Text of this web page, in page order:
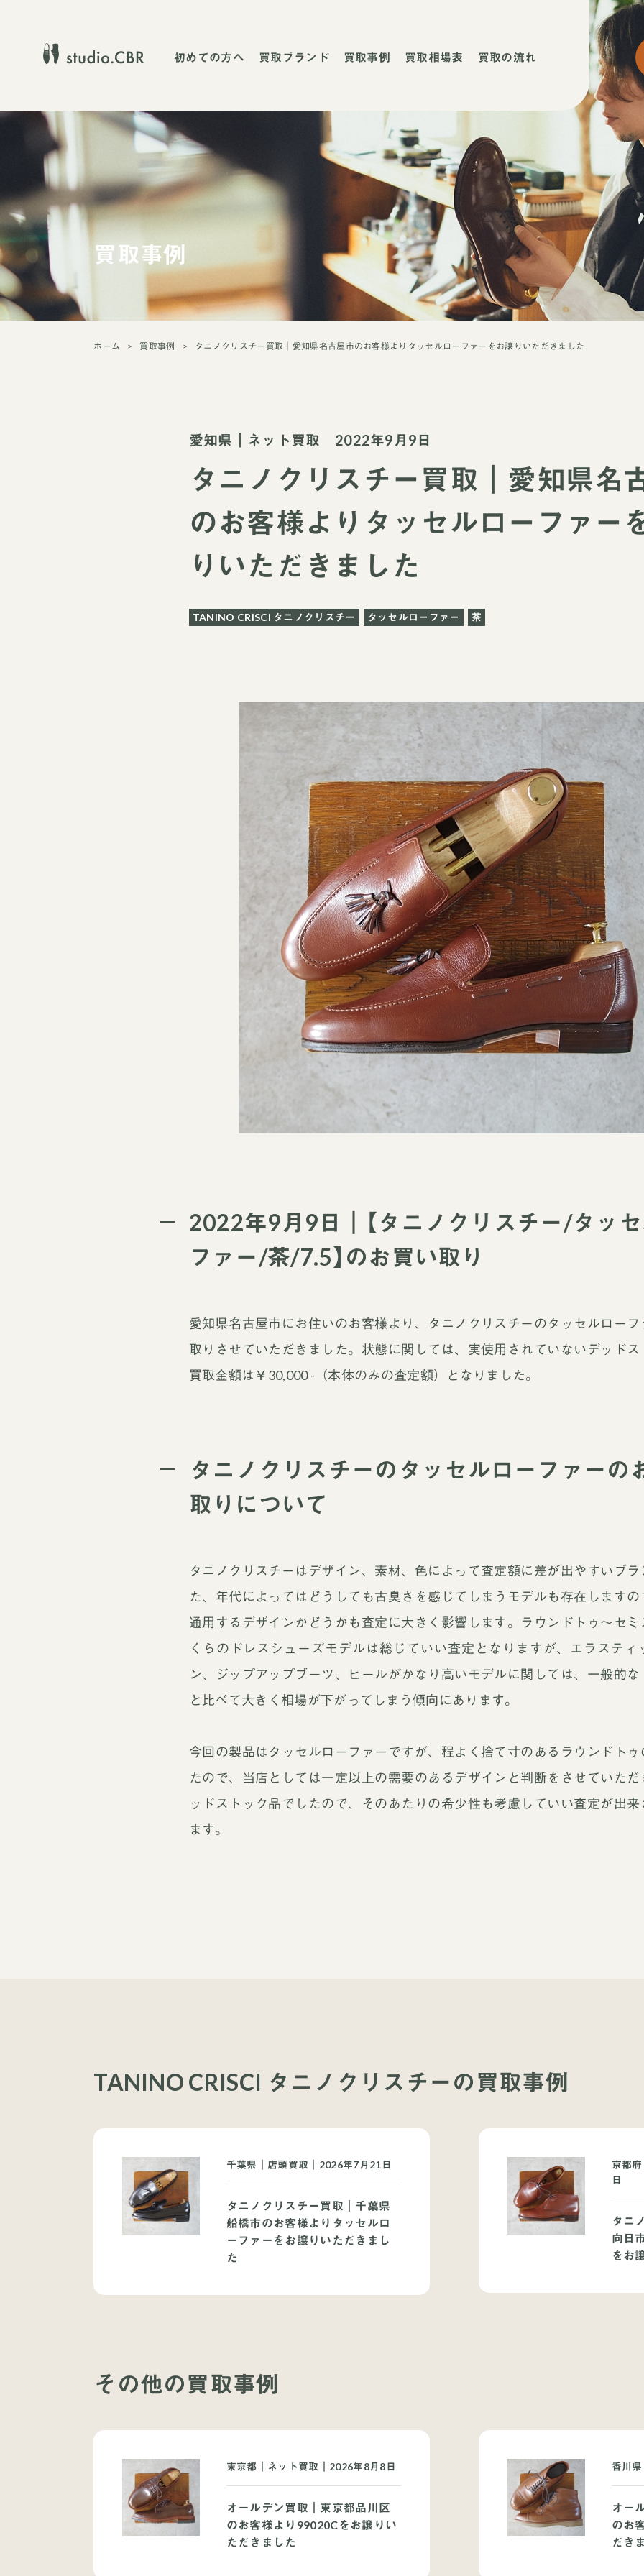
初めての方へ 買取ブランド 買取事例 買取相場表 買取の流れ
ネ
買取事例
ホーム 買取事例 タニノクリスチー買取｜愛知県名古屋市のお客様よりタッセルローファーをお譲りいただきました
愛知県 ネット買取 2022年9月9日
タニノクリスチー買取｜愛知県名
のお客様よりタッセルローファー
りいただきました
TANINO CRISCI タニノクリスチー タッセルローファー 茶
2022年9月9日｜【タニノクリスチー/タッ
ファー/茶/7.5】のお買い取り
愛知県名古屋市にお住いのお客様より、タニノクリスチーのタッセルロー
取りさせていただきました。状態に関しては、実使用されていないデッド
買取金額は￥30,000 -（本体のみの査定額）となりました。
タニノクリスチーのタッセルローファーの
取りについて
タニノクリスチーはデザイン、素材、色によって査定額に差が出やすいブ
た、年代によってはどうしても古臭さを感じてしまうモデルも存在します
通用するデザインかどうかも査定に大きく影響します。ラウンドトゥ～セ
くらのドレスシューズモデルは総じていい査定となりますが、エラスティ
ン、ジップアップブーツ、ヒールがかなり高いモデルに関しては、一般的
と比べて大きく相場が下がってしまう傾向にあります。
今回の製品はタッセルローファーですが、程よく捨て寸のあるラウンドト
たので、当店としては一定以上の需要のあるデザインと判断をさせていた
ッドストック品でしたので、そのあたりの希少性も考慮していい査定が出
ます。
TANINO CRISCI タニノクリスチーの買取事例
千葉県｜店頭買取｜2026年7月21日
タニノクリスチー買取｜千葉県
船橋市のお客様よりタッセルロ
ーファーをお譲りいただきまし
た
京都
日
タニ
向日
をお
その他の買取事例
東京都｜ネット買取｜2026年8月8日
オールデン買取｜東京都品川区
のお客様より99020Cをお譲りい
ただきました
香川
オー
のお
だき
買取ブランドページ